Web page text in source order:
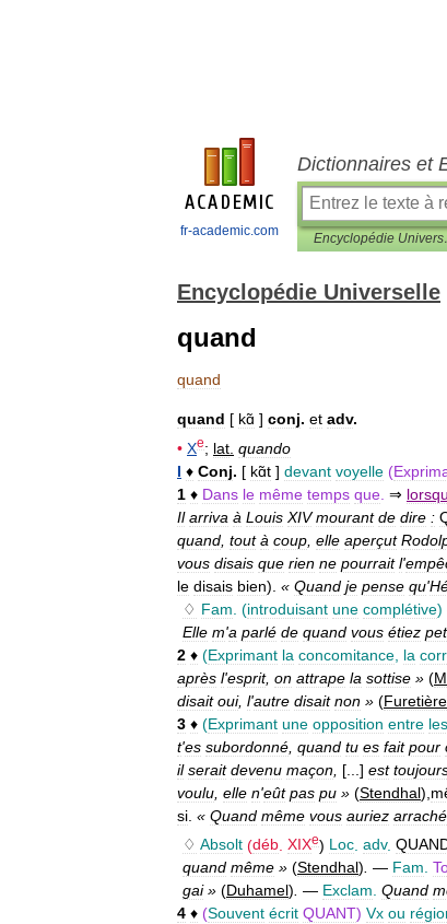
fr-academic.com
Dictionnaires et
Encyclopédie Universelle
quand
quand
quand [ kɑ̃ ] conj. et adv.
• Xe; lat quando
I ♦ Conj. [ kɑ̃t ] devant voyelle (
1 ♦ Dans le même temps que ⇒
Il arriva à Louis XIV mourant de dire :
quand tout à coup elle aperçut
vous disais que rien ne pourrait l'
le disais bien). « Quand je pense qu'
♢ Fam (introduisant une complétive)
Elle m'a parlé de quand vous étiez
2 ♦ (Exprimant la concomitance la
après l'esprit, on attrape la sottise » (
disait oui, l'autre disait non » (Furetière
3 ♦ (Exprimant une opposition entre les
t'es subordonné quand tu es fait pour
il serait devenu maçon [...] est
voulu elle n'eût pas pu » (Stendhal),
si « Quand même vous auriez arraché
♢ Absolt (déb XIXe) Loc adv.
quand même » (Stendhal). — Fam.
gai» (Duhamel). — Exclam. Quand
4 ♦ (Souvent écrit QUANT) Vx ou